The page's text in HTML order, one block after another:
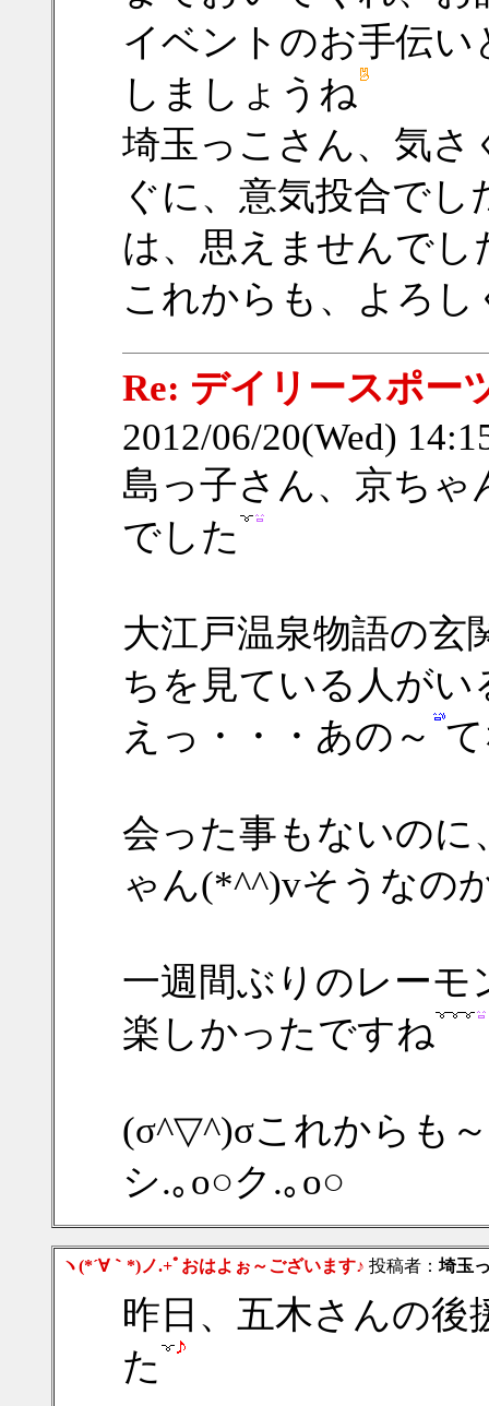
イベントのお手伝
しましょうね
埼玉っこさん、気さ
ぐに、意気投合で
は、思えませんでし
これからも、よろし
Re: デイリースポー
2012/06/20(Wed)
島っ子さん、京ち
でした
大江戸温泉物語の玄
ちを見ている人が
えっ・・・あの～
会った事もないのに
ゃん(*^^)vそうなの
一週間ぶりのレーモ
楽しかったですね
(σ^▽^)σこれからも
シ.｡o○ク.｡o○
ヽ(*´∀｀*)ノ.+ﾟおはよぉ～ございます♪ 投稿者： 埼玉
昨日、五木さんの後
た